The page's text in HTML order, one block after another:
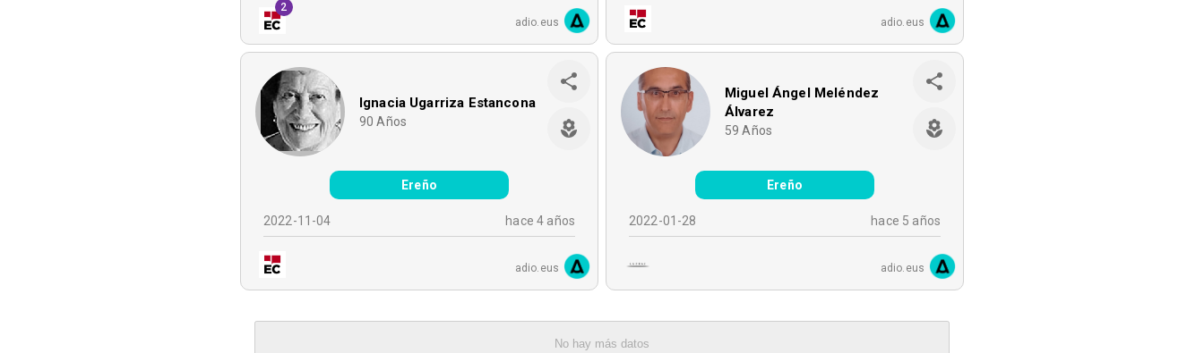
2
adio.eus
adio.eus
Ignacia Ugarriza Estancona
90 Años
Ereño
2022-11-04 hace 4 años
adio.eus
Miguel Ángel Meléndez
Álvarez
59 Años
Ereño
2022-01-28 hace 5 años
adio.eus
No hay más datos